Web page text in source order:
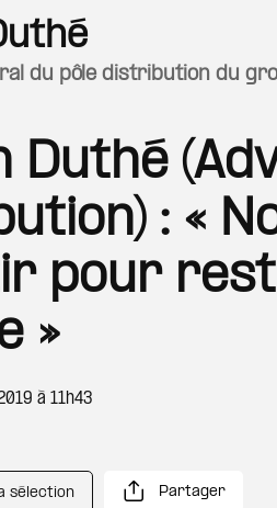
Duthé
: «
pour
»
à 11h43
sélection Partager